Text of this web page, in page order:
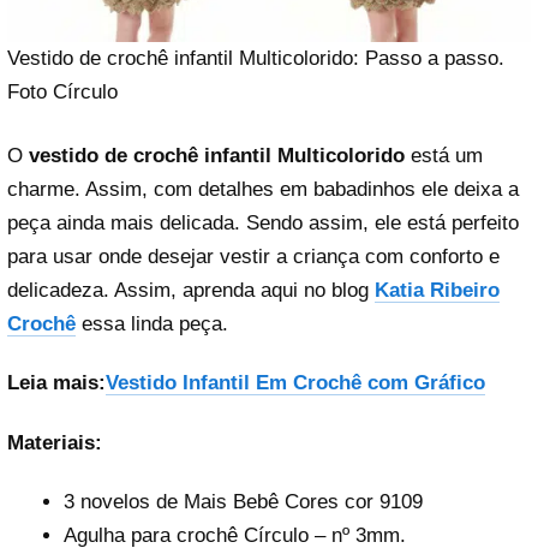
Vestido de crochê infantil Multicolorido: Passo a passo.
Foto Círculo
O vestido de crochê infantil Multicolorido está um
charme. Assim, com detalhes em babadinhos ele deixa a
peça ainda mais delicada. Sendo assim, ele está perfeito
para usar onde desejar vestir a criança com conforto e
delicadeza. Assim, aprenda aqui no blog Katia Ribeiro
Crochê essa linda peça.
Leia mais:Vestido Infantil Em Crochê com Gráfico
Materiais:
3 novelos de Mais Bebê Cores cor 9109
Agulha para crochê Círculo – nº 3mm.